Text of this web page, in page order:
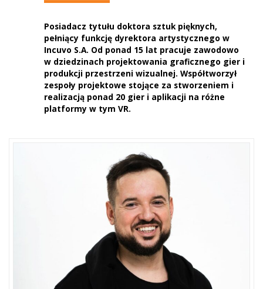
Posiadacz tytułu doktora sztuk pięknych,
pełniący funkcję dyrektora artystycznego w
Incuvo S.A. Od ponad 15 lat pracuje zawodowo
w dziedzinach projektowania graficznego gier i
produkcji przestrzeni wizualnej. Współtworzył
zespoły projektowe stojące za stworzeniem i
realizacją ponad 20 gier i aplikacji na różne
platformy w tym VR.